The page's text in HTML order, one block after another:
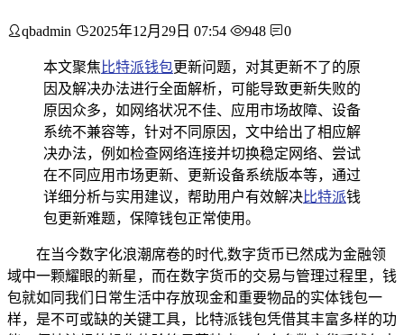
qbadmin 2025年12月29日 07:54 948 0
本文聚焦 比特派钱包更新问题，对其更新不了的原
因及解决办法进行全面解析，可能导致更新失败的
原因众多，如网络状况不佳、应用市场故障、设备
系统不兼容等，针对不同原因，文中给出了相应解
决办法，例如检查网络连接并切换稳定网络、尝试
在不同应用市场更新、更新设备系统版本等，通过
详细分析与实用建议，帮助用户有效解决比特派钱
包更新难题，保障钱包正常使用。
在当今数字化浪潮席卷的时代,数字货币已然成为金融领
域中一颗耀眼的新星，而在数字货币的交易与管理过程里，钱
包就如同我们日常生活中存放现金和重要物品的实体钱包一
样，是不可或缺的关键工具，比特派钱包凭借其丰富多样的功